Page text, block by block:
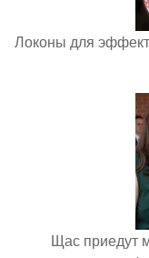
Локоны для
Щас приедут